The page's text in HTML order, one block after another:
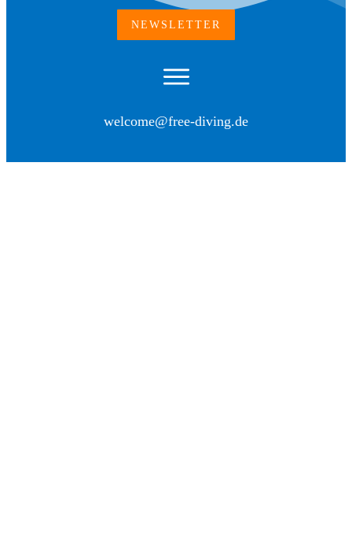
NEWSLETTER
welcome@free-diving.de